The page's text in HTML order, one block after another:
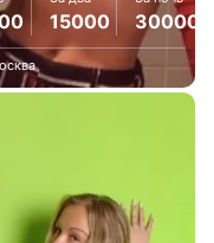
15000 30000